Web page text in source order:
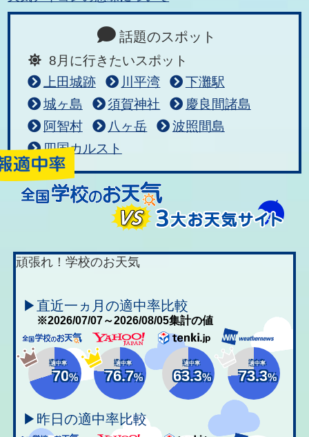
話題のスポット
8月に行きたいスポット
上田城跡
川平湾
下灘駅
城ヶ島
須賀神社
慶良間諸島
阿智村
八ヶ岳
波照間島
四国カルスト
頑張れ！学校のお天気
▶直近一ヵ月の適中率比較
※2026/07/07～2026/08/05集計の値
適中率
70%
適中率
76.7%
適中率
63.3%
適中率
73.3%
▶昨日の適中率比較